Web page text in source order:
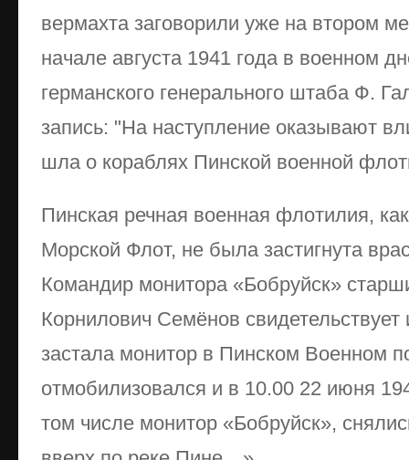
вермахта заговорили уже на втором
начале августа 1941 года в военном
германского генерального штаба Ф.
запись: "На наступление оказывают
шла о кораблях Пинской военной
Пинская речная военная флотилия,
Морской Флот, не была застигнута
Командир монитора «Бобруйск»
Корнилович Семёнов
застала монитор в Пинском Военном
отмобилизовался и в 10.00 22 июня
том числе монитор «Бобруйск»,